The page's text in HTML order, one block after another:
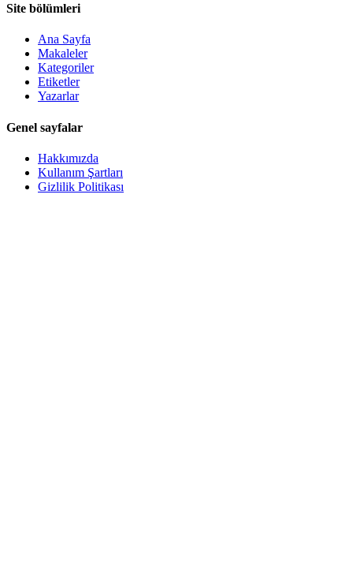
Site bölümleri
Ana Sayfa
Makaleler
Kategoriler
Etiketler
Yazarlar
Genel sayfalar
Hakkımızda
Kullanım Şartları
Gizlilik Politikası